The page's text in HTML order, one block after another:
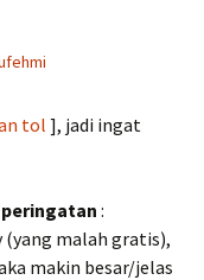
tol], jadi ingat
:
(yang malah gratis),
makin besar/jelas